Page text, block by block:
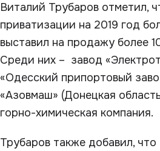
Виталий Трубаров отметил,
приватизации на 2019 год
выставил на продажу более
Среди них – завод
«Одесский припортовый
«Азовмаш» (Донецкая
горно-химическая компания.
Трубаров также добавил, что